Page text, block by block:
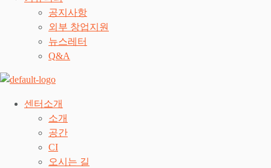
공지사항
외부 창업지원
뉴스레터
Q&A
센터소개
소개
공간
CI
오시는 길